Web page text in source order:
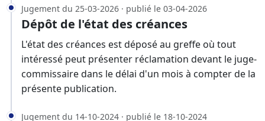
Jugement du 25-03-2026 · publié le 03-04-2026
Dépôt de l'état des créances
L'état des créances est déposé au greffe où tout
intéressé peut présenter réclamation devant le juge-
commissaire dans le délai d'un mois à compter de la
présente publication.
Jugement du 14-10-2024 · publié le 18-10-2024